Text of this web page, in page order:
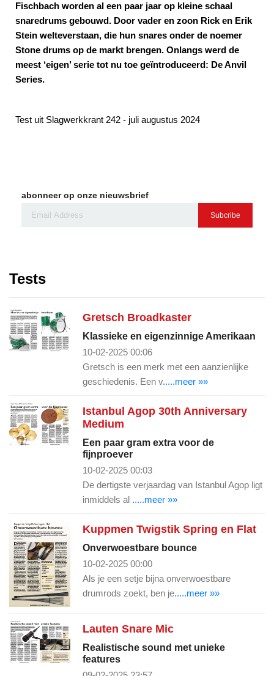
Fischbach worden al een paar jaar op kleine schaal
snaredrums gebouwd. Door vader en zoon Rick en Erik
Stein welteverstaan, die hun snares onder de noemer
Stone drums op de markt brengen. Onlangs werd de
meest ‘eigen’ serie tot nu toe geïntroduceerd: De Anvil
Series.
Test uit Slagwerkkrant 242 - juli augustus 2024
abonneer op onze nieuwsbrief
Subcribe
Tests
Gretsch Broadkaster
Klassieke en eigenzinnige Amerikaan
10-02-2025 00:06
Gretsch is een merk met een aanzienlijke
geschiedenis. Een v.....meer »»
Istanbul Agop 30th Anniversary
Medium
Een paar gram extra voor de
fijnproever
10-02-2025 00:03
De dertigste verjaardag van Istanbul Agop ligt
inmiddels al .....meer »»
Kuppmen Twigstik Spring en Flat
Onverwoestbare bounce
10-02-2025 00:00
Als je een setje bijna onverwoestbare
drumrods zoekt, ben je.....meer »»
Lauten Snare Mic
Realistische sound met unieke
features